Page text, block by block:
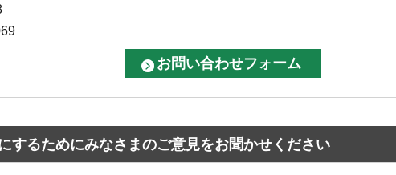
するためにみなさまのご意見をお聞かせください